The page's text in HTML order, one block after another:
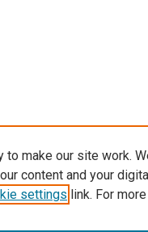
to make our site work.
content and your
settings link. For